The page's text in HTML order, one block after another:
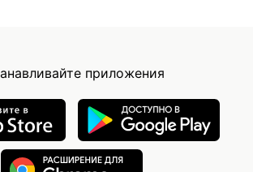
приложения